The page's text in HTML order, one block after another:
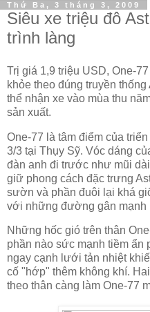
Thứ Ba, 3 tháng 3, 2009
Siêu xe triệu đô
trình làng
Trị giá 1,9 triệu USD, One-
khỏe theo đúng truyền
thể nhận xe vào mùa thu
sản xuất.
One-77 là tâm điểm của
3/3 tại Thụy Sỹ. Vóc dáng
đàn anh đi trước như mũi
giữ phong cách đặc trưng
sườn và phần đuôi lại khá
với những đường gân mạnh
Những hốc gió trên thân
phần nào sức mạnh tiềm ẩn
ngay cạnh lưới tản nhiệt
cố "hớp" thêm không khí.
theo thân càng làm One-77